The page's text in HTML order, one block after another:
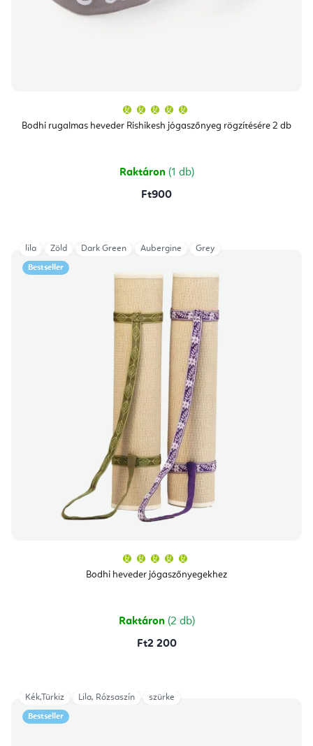
Bodhi rugalmas heveder Rishikesh jógaszőnyeg rögzítésére 2 db
átlagos
értékelése
csillag.
Raktáron (1 db)
Ft900
Bestseller
Bodhi heveder jógaszőnyegekhez
átlagos
értékelése
csillag.
Raktáron (2 db)
Ft2 200
lila Zöld Dark Green Aubergine Grey
Bestseller
Kék,Türkiz Lila, Rózsaszín szürke